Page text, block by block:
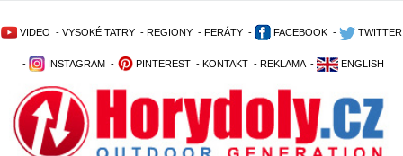
VIDEO - VYSOKÉ TATRY - REGIONY - FERÁTY - FACEBOOK - TWITTER
- INSTAGRAM - PINTEREST - KONTAKT - REKLAMA - ENGLISH